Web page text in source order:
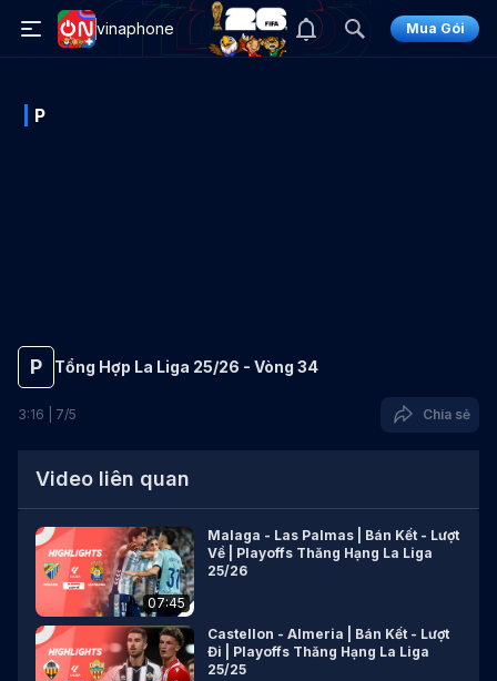
vinaphone Mua Gói
P
P Tổng Hợp La Liga 25/26 - Vòng 34
3:16 7/5 Chia sẻ
Video liên quan
07:45
Malaga - Las Palmas | Bán Kết - Lượt
Về | Playoffs Thăng Hạng La Liga
25/26
Castellon - Almeria | Bán Kết - Lượt
Đi | Playoffs Thăng Hạng La Liga
25/25